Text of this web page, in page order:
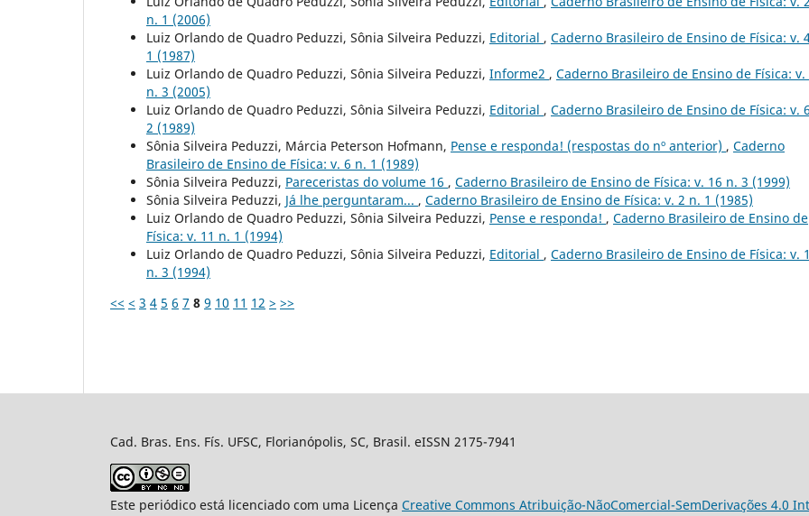
n. 1 (2006)
Luiz Orlando de Quadro Peduzzi, Sônia Silveira Peduzzi, Editorial , Caderno Brasileiro de Ensino de Física: v.
1 (1987)
Luiz Orlando de Quadro Peduzzi, Sônia Silveira Peduzzi, Informe2 , Caderno Brasileiro de Ensino de Física: v.
n. 3 (2005)
Luiz Orlando de Quadro Peduzzi, Sônia Silveira Peduzzi, Editorial , Caderno Brasileiro de Ensino de Física: v.
2 (1989)
Sônia Silveira Peduzzi, Márcia Peterson Hofmann, Pense e responda! (respostas do nº anterior) , Caderno
Brasileiro de Ensino de Física: v. 6 n. 1 (1989)
Sônia Silveira Peduzzi, Pareceristas do volume 16 , Caderno Brasileiro de Ensino de Física: v. 16 n. 3 (1999)
Sônia Silveira Peduzzi, Já lhe perguntaram... , Caderno Brasileiro de Ensino de Física: v. 2 n. 1 (1985)
Luiz Orlando de Quadro Peduzzi, Sônia Silveira Peduzzi, Pense e responda! , Caderno Brasileiro de Ensino de
Física: v. 11 n. 1 (1994)
Luiz Orlando de Quadro Peduzzi, Sônia Silveira Peduzzi, Editorial , Caderno Brasileiro de Ensino de Física: v.
n. 3 (1994)
<< < 3 4 5 6 7 8 9 10 11 12 > >>
Cad. Bras. Ens. Fís. UFSC, Florianópolis, SC, Brasil. eISSN 2175-7941
Este periódico está licenciado com uma Licença Creative Commons Atribuição-NãoComercial-SemDerivações 4.0